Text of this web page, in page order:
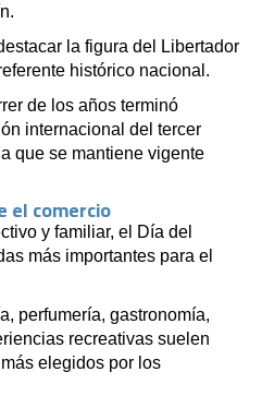
la figura del Libertador
histórico nacional.
de los años terminó
internacional del tercer
que se mantiene vigente
el comercio
y familiar, el Día del
más importantes para el
perfumería, gastronomía,
recreativas suelen
elegidos por los